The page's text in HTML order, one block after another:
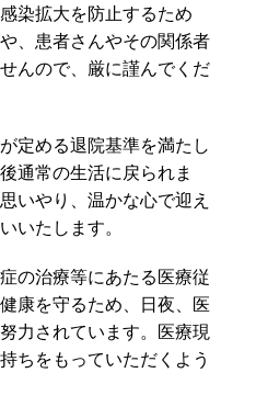
染拡大を防止するため
、患者さんやその関係者
んので、厳に謹んでくだ
定める退院基準を満たし
通常の生活に戻られま
いやり、温かな心で迎え
いたします。
の治療等にあたる医療従
康を守るため、日夜、医
力されています。医療現
ちをもっていただくよう